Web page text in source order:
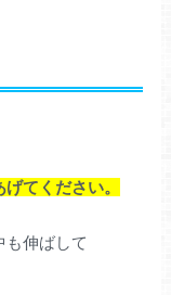
てください。
も伸ばして